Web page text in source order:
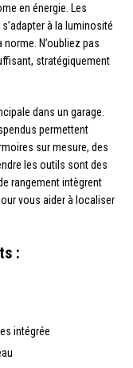
en énergie. Les
à la luminosité
N’oubliez pas
stratégiquement
dans un garage.
permettent
sur mesure, des
les outils sont des
rangement intègrent
vous aider à localiser
:
intégrée